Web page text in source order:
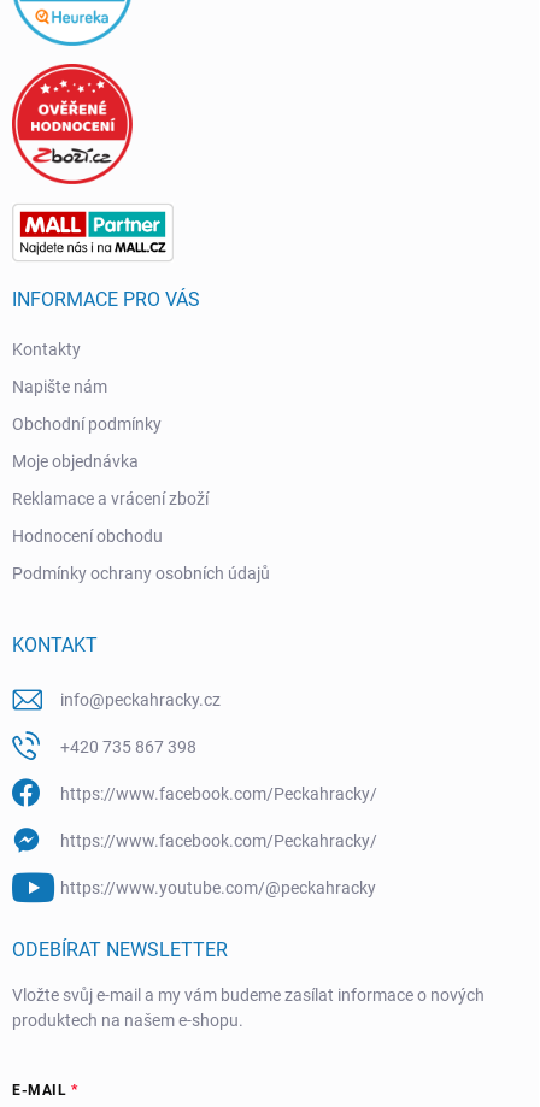
INFORMACE PRO VÁS
Kontakty
Napište nám
Obchodní podmínky
Moje objednávka
Reklamace a vrácení zboží
Hodnocení obchodu
Podmínky ochrany osobních údajů
KONTAKT
info@peckahracky.cz
+420 735 867 398
https://www.facebook.com/Peckahracky/
https://www.facebook.com/Peckahracky/
https://www.youtube.com/@peckahracky
ODEBÍRAT NEWSLETTER
Vložte svůj e-mail a my vám budeme zasílat informace o nových
produktech na našem e-shopu.
E-MAIL